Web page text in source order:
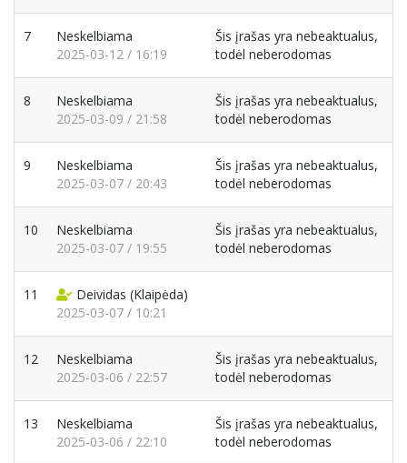
7
Neskelbiama
2025-03-12 / 16:19
Šis įrašas yra nebeaktualus,
todėl neberodomas
8
Neskelbiama
2025-03-09 / 21:58
Šis įrašas yra nebeaktualus,
todėl neberodomas
9
Neskelbiama
2025-03-07 / 20:43
Šis įrašas yra nebeaktualus,
todėl neberodomas
10
Neskelbiama
2025-03-07 / 19:55
Šis įrašas yra nebeaktualus,
todėl neberodomas
11 Deividas (Klaipėda)
2025-03-07 / 10:21
12
Neskelbiama
2025-03-06 / 22:57
Šis įrašas yra nebeaktualus,
todėl neberodomas
13
Neskelbiama
2025-03-06 / 22:10
Šis įrašas yra nebeaktualus,
todėl neberodomas